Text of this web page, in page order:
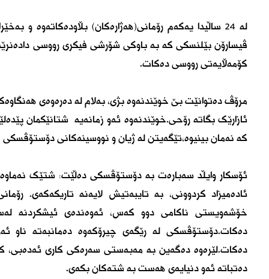
لە ٢٤ ساڵیدا یەکەم رۆمانی(ھەژارەکان) بڵاودەکاتەوە
ڤیسارۆن بێلنسکی کە بە باوکی شۆرشی فیکری رووسی
کۆمەڵایەتی رووسی دەکات.
مرۆڤ دەتوانێت بێ خوێندنەوە بژی، بەلام لە دەرەوەی
ئازارێک بگاتە رۆحی.خوێندنەوە ئەو زمانەیە شتانێکمان
کە نەمان بینیوە،تێگەیتن لە ژیان و نووسینەکانی دۆستۆڤسکی
ئۆسکار وایڵد سەبارەت بە دۆستۆڤسکی دەڵێت: شتێک
ئادەمیزاد کردوونی، بە تایبەتیش لایەنە تاریکەکەی.
خۆشەویستی ناکامی دوو کەس، ئەوەندەی ئیشکردنە
دەکات.دۆستۆڤسکی لە رێگەی چیرۆکەوە دەمانبەتە
دەکات.لێرەوە دەگەین بە مەبەستی سەرەکی کاری ئەدەبی، کە
دەتباتە ئەو دنیایەی ھەست بە شتەکان بکەی.